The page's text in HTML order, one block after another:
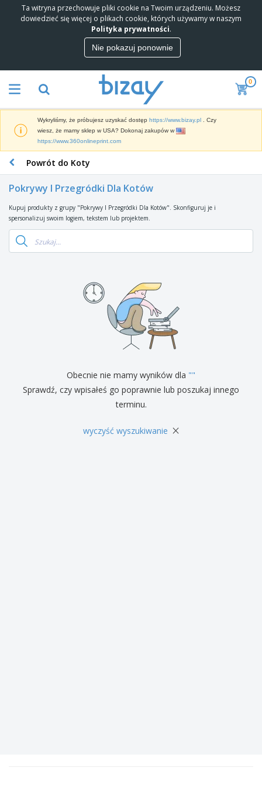
Ta witryna przechowuje pliki cookie na Twoim urządzeniu. Możesz
dowiedzieć się więcej o plikach cookie, których używamy w naszym
Polityka prywatności.
Nie pokazuj ponownie
0
Wykryliśmy, że próbujesz uzyskać dostęp https://www.bizay.pl
. Czy
wiesz, że mamy sklep w USA? Dokonaj zakupów w
https://www.360onlineprint.com
Powrót do Koty
Pokrywy I Przegródki Dla Kotów
Kupuj produkty z grupy "Pokrywy I Przegródki Dla Kotów". Skonfiguruj je i
spersonalizuj swoim logiem, tekstem lub projektem.
Obecnie nie mamy wyników dla ""
Sprawdź, czy wpisałeś go poprawnie lub poszukaj innego
terminu.
wyczyść wyszukiwanie ×